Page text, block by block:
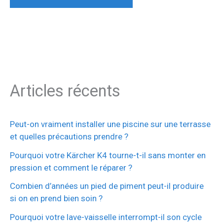
Articles récents
Peut-on vraiment installer une piscine sur une terrasse
et quelles précautions prendre ?
Pourquoi votre Kärcher K4 tourne-t-il sans monter en
pression et comment le réparer ?
Combien d’années un pied de piment peut-il produire
si on en prend bien soin ?
Pourquoi votre lave-vaisselle interrompt-il son cycle